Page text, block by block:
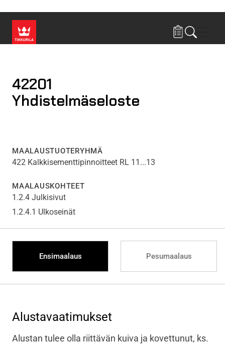
42201
Yhdistelmäseloste
MAALAUSTUOTERYHMÄ
422 Kalkkisementtipinnoitteet RL 11...13
MAALAUSKOHTEET
1.2.4 Julkisivut
1.2.4.1 Ulkoseinät
Ensimaalaus Pesumaalaus
Alustavaatimukset
Alustan tulee olla riittävän kuiva ja kovettunut, ks.